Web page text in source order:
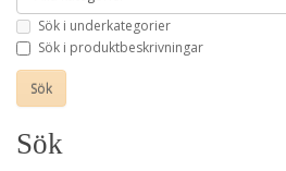
Sök i underkategorier
Sök i produktbeskrivningar
Sök